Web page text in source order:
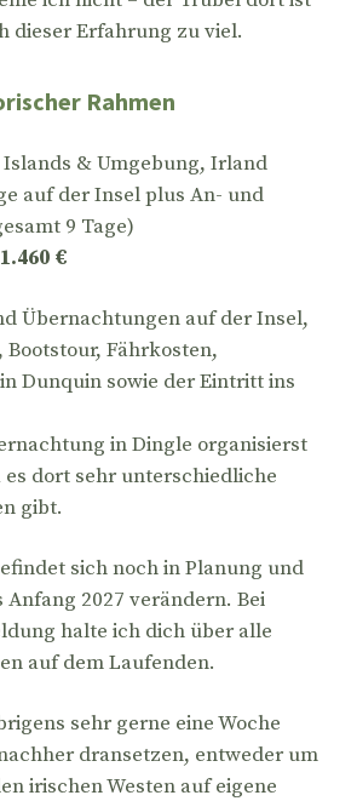
dieser Erfahrung zu viel.
Rahmen
& Umgebung, Irland
auf der Insel plus An- und
9 Tage)
1.460 €
Übernachtungen auf der Insel,
Fährkosten,
Dunquin sowie der Eintritt ins
in Dingle organisierst
es dort sehr unterschiedliche
gibt.
sich noch in Planung und
Anfang 2027 verändern. Bei
halte ich dich über alle
auf dem Laufenden.
sehr gerne eine Woche
dransetzen, entweder um
irischen Westen auf eigene